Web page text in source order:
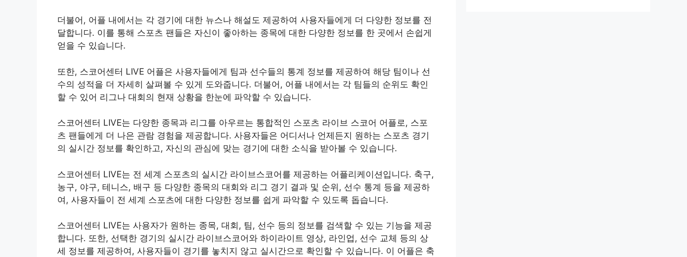
더불어, 어플 내에서는 각 경기에 대한 뉴스나 해설도 제공하여 사용자들에게 더 다양한 정보를 전
달합니다. 이를 통해 스포츠 팬들은 자신이 좋아하는 종목에 대한 다양한 정보를 한 곳에서 손쉽게
얻을 수 있습니다.
또한, 스코어센터 LIVE 어플은 사용자들에게 팀과 선수들의 통계 정보를 제공하여 해당 팀이나 선
수의 성적을 더 자세히 살펴볼 수 있게 도와줍니다. 더불어, 어플 내에서는 각 팀들의 순위도 확인
할 수 있어 리그나 대회의 현재 상황을 한눈에 파악할 수 있습니다.
스코어센터 LIVE는 다양한 종목과 리그를 아우르는 통합적인 스포츠 라이브 스코어 어플로, 스포
츠 팬들에게 더 나은 관람 경험을 제공합니다. 사용자들은 어디서나 언제든지 원하는 스포츠 경기
의 실시간 정보를 확인하고, 자신의 관심에 맞는 경기에 대한 소식을 받아볼 수 있습니다.
스코어센터 LIVE는 전 세계 스포츠의 실시간 라이브스코어를 제공하는 어플리케이션입니다. 축구,
농구, 야구, 테니스, 배구 등 다양한 종목의 대회와 리그 경기 결과 및 순위, 선수 통계 등을 제공하
여, 사용자들이 전 세계 스포츠에 대한 다양한 정보를 쉽게 파악할 수 있도록 돕습니다.
스코어센터 LIVE는 사용자가 원하는 종목, 대회, 팀, 선수 등의 정보를 검색할 수 있는 기능을 제공
합니다. 또한, 선택한 경기의 실시간 라이브스코어와 하이라이트 영상, 라인업, 선수 교체 등의 상
세 정보를 제공하여, 사용자들이 경기를 놓치지 않고 실시간으로 확인할 수 있습니다. 이 어플은 축